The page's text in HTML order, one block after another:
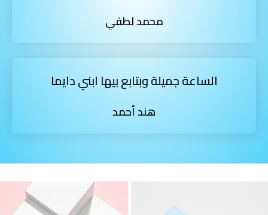
محمد لطفي
الساعة جميلة وبتابع بيها ابني دايما
هند أحمد